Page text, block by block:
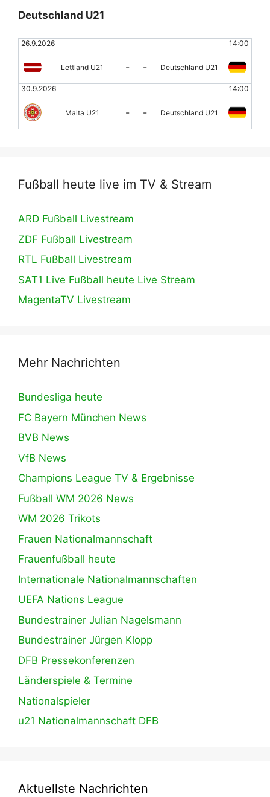
Deutschland U21
26.9.2026 14:00
Lettland U21 - - Deutschland U21
30.9.2026 14:00
Malta U21 - - Deutschland U21
Fußball heute live im TV & Stream
ARD Fußball Livestream
ZDF Fußball Livestream
RTL Fußball Livestream
SAT1 Live Fußball heute Live Stream
MagentaTV Livestream
Mehr Nachrichten
Bundesliga heute
FC Bayern München News
BVB News
VfB News
Champions League TV & Ergebnisse
Fußball WM 2026 News
WM 2026 Trikots
Frauen Nationalmannschaft
Frauenfußball heute
Internationale Nationalmannschaften
UEFA Nations League
Bundestrainer Julian Nagelsmann
Bundestrainer Jürgen Klopp
DFB Pressekonferenzen
Länderspiele & Termine
Nationalspieler
u21 Nationalmannschaft DFB
Aktuellste Nachrichten